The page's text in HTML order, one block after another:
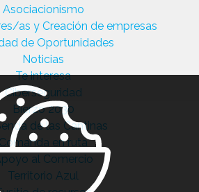
Asociacionismo
as y Creación de empresas
de Oportunidades
Noticias
Te interesa
Ciberseguridad
Bierzo 2030
de las Cantinas
Comanda en ruta
al Comercio
Territorio Azul